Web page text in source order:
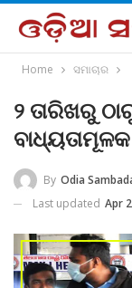
Home ସମାଚାର
୨ ତାରିଖରୁ
By Odia
Last updated Apr